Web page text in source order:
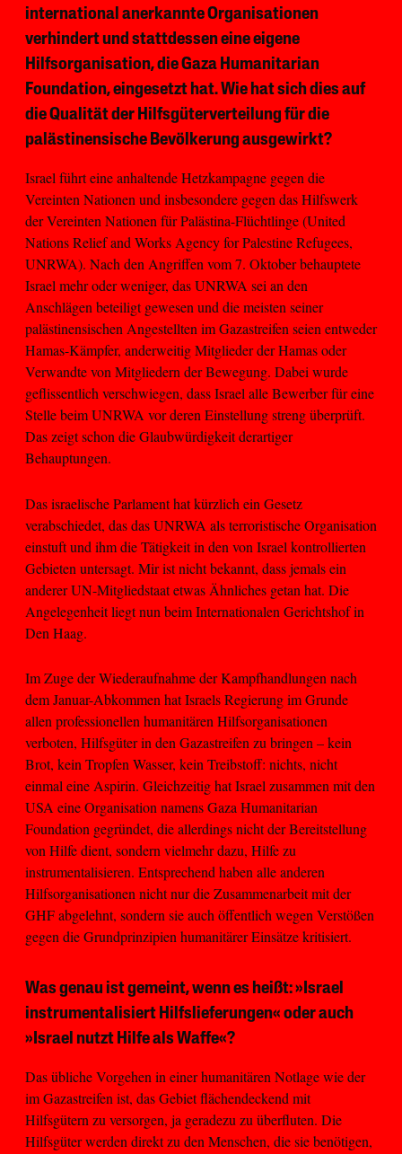
international anerkannte Organisationen
verhindert und stattdessen eine eigene
Hilfsorganisation, die Gaza Humanitarian
Foundation, eingesetzt hat. Wie hat sich dies auf
die Qualität der Hilfsgüterverteilung für die
palästinensische Bevölkerung ausgewirkt?
Israel führt eine anhaltende Hetzkampagne gegen die
Vereinten Nationen und insbesondere gegen das Hilfswerk
der Vereinten Nationen für Palästina-Flüchtlinge (United
Nations Relief and Works Agency for Palestine Refugees,
UNRWA). Nach den Angriffen vom 7. Oktober behauptete
Israel mehr oder weniger, das UNRWA sei an den
Anschlägen beteiligt gewesen und die meisten seiner
palästinensischen Angestellten im Gazastreifen seien entweder
Hamas-Kämpfer, anderweitig Mitglieder der Hamas oder
Verwandte von Mitgliedern der Bewegung. Dabei wurde
geflissentlich verschwiegen, dass Israel alle Bewerber für eine
Stelle beim UNRWA vor deren Einstellung streng überprüft.
Das zeigt schon die Glaubwürdigkeit derartiger
Behauptungen.
Das israelische Parlament hat kürzlich ein Gesetz
verabschiedet, das das UNRWA als terroristische Organisation
einstuft und ihm die Tätigkeit in den von Israel kontrollierten
Gebieten untersagt. Mir ist nicht bekannt, dass jemals ein
anderer UN-Mitgliedstaat etwas Ähnliches getan hat. Die
Angelegenheit liegt nun beim Internationalen Gerichtshof in
Den Haag.
Im Zuge der Wiederaufnahme der Kampfhandlungen nach
dem Januar-Abkommen hat Israels Regierung im Grunde
allen professionellen humanitären Hilfsorganisationen
verboten, Hilfsgüter in den Gazastreifen zu bringen – kein
Brot, kein Tropfen Wasser, kein Treibstoff: nichts, nicht
einmal eine Aspirin. Gleichzeitig hat Israel zusammen mit den
USA eine Organisation namens Gaza Humanitarian
Foundation gegründet, die allerdings nicht der Bereitstellung
von Hilfe dient, sondern vielmehr dazu, Hilfe zu
instrumentalisieren. Entsprechend haben alle anderen
Hilfsorganisationen nicht nur die Zusammenarbeit mit der
GHF abgelehnt, sondern sie auch öffentlich wegen Verstößen
gegen die Grundprinzipien humanitärer Einsätze kritisiert.
Was genau ist gemeint, wenn es heißt: »Israel
instrumentalisiert Hilfslieferungen« oder auch
»Israel nutzt Hilfe als Waffe«?
Das übliche Vorgehen in einer humanitären Notlage wie der
im Gazastreifen ist, das Gebiet flächendeckend mit
Hilfsgütern zu versorgen, ja geradezu zu überfluten. Die
Hilfsgüter werden direkt zu den Menschen, die sie benötigen,